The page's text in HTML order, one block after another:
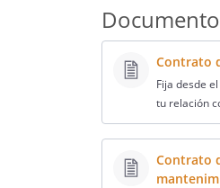
Contrato
Fija desde
tu relación
Contrato